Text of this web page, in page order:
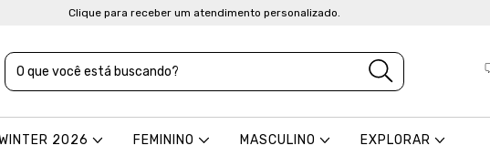
Clique para receber um atendimento personalizado.
2026 FEMININO MASCULINO EXPLORAR